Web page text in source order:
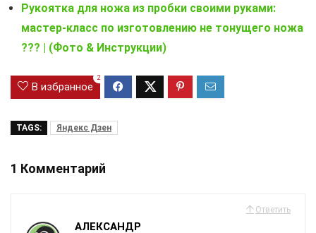
Рукоятка для ножа из пробки своими руками:
мастер-класс по изготовлению не тонущего ножа
??? | (Фото & Инструкции)
В избранное
2
TAGS: Яндекс Дзен
1 Комментарий
Ответить
АЛЕКСАНДР